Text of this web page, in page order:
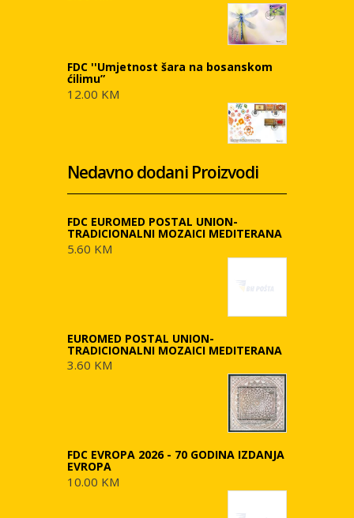
FDC ''Umjetnost šara na bosanskom
ćilimu”
12.00 KM
Nedavno dodani Proizvodi
FDC EUROMED POSTAL UNION-
TRADICIONALNI MOZAICI MEDITERANA
5.60 KM
EUROMED POSTAL UNION-
TRADICIONALNI MOZAICI MEDITERANA
3.60 KM
FDC EVROPA 2026 - 70 GODINA IZDANJA
EVROPA
10.00 KM